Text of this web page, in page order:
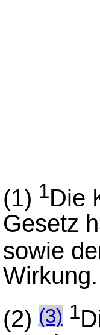
(1) 1Die
Gesetz
sowie
Wirkung.
(2)(3) 1